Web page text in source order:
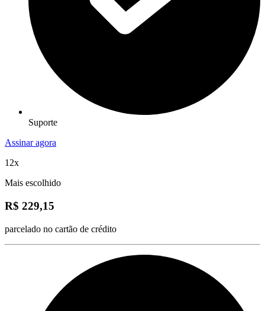
Suporte
Assinar agora
12x
Mais escolhido
R$ 229,15
parcelado no cartão de crédito